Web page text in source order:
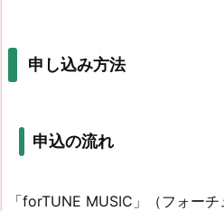
申し込み方法
申込の流れ
「forTUNE MUSIC」（フォー